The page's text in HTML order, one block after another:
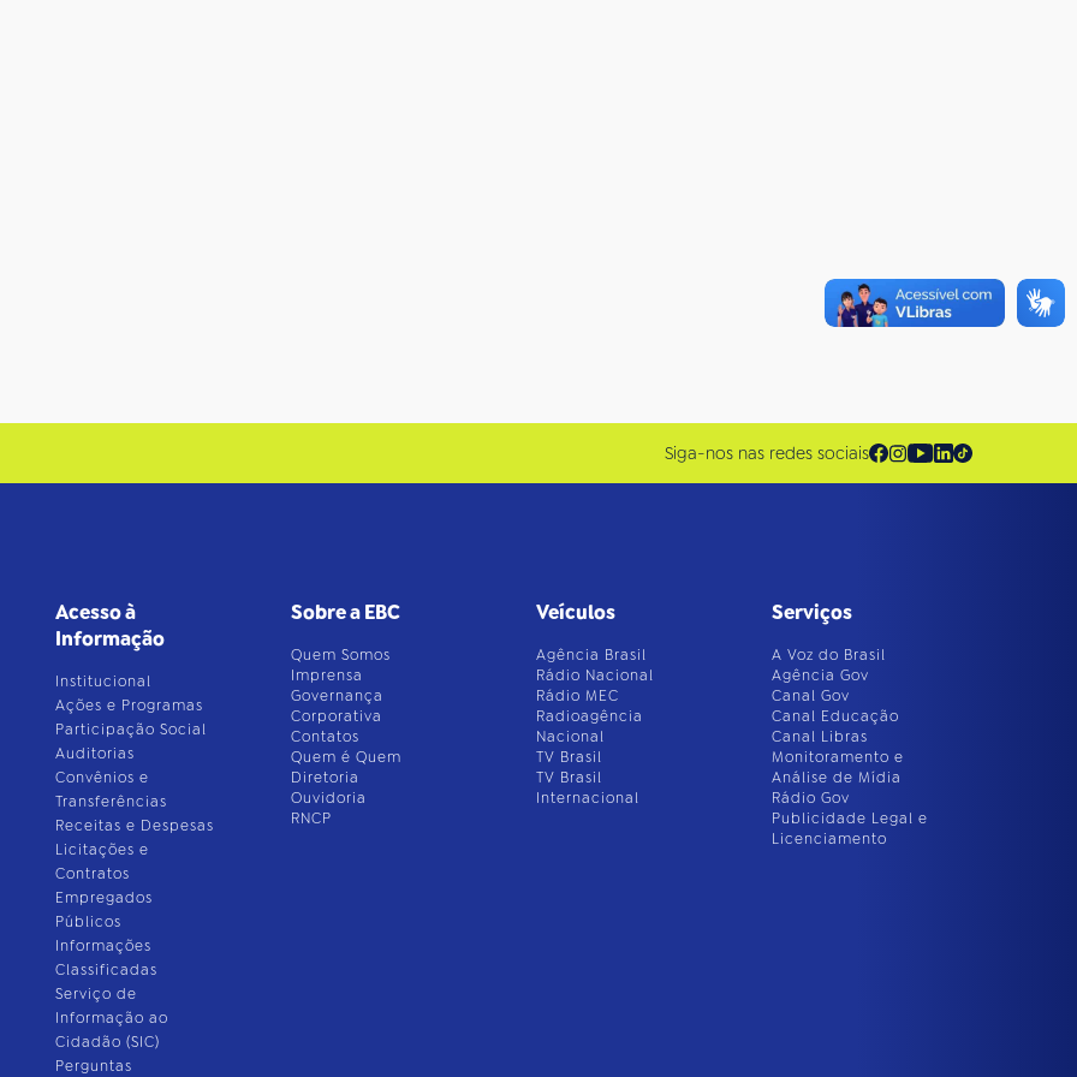
Siga-nos nas redes sociais
Acesso à
Informação
Institucional
Ações e Programas
Participação Social
Auditorias
Convênios e
Transferências
Receitas e Despesas
Licitações e
Contratos
Empregados
Públicos
Informações
Classificadas
Serviço de
Informação ao
Cidadão (SIC)
Perguntas
Sobre a EBC
Quem Somos
Imprensa
Governança
Corporativa
Contatos
Quem é Quem
Diretoria
Ouvidoria
RNCP
Veículos
Agência Brasil
Rádio Nacional
Rádio MEC
Radioagência
Nacional
TV Brasil
TV Brasil
Internacional
Serviços
A Voz do Brasil
Agência Gov
Canal Gov
Canal Educação
Canal Libras
Monitoramento e
Análise de Mídia
Rádio Gov
Publicidade Legal e
Licenciamento